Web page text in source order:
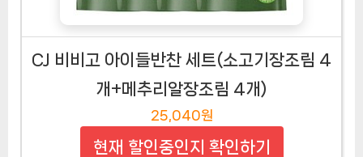
CJ 비비고 아이들반찬 세트(소고기장조림 4
개+메추리알장조림 4개)
25,040원
현재 할인중인지 확인하기